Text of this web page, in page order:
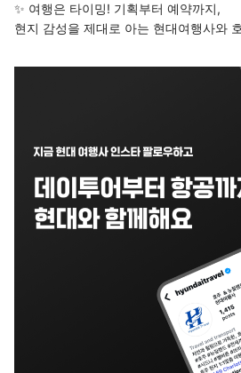
✨ 여행은 타이밍! 기획부터 예약까지,
현지 감성을 제대로 아는 현대여행사와